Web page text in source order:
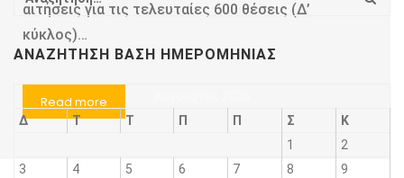
αιτήσεις για τις τελευταίες 600 θέσεις (Δ’
κύκλος)…
Read more
ΑΝΑΖΉΤΗΣΗ ΒΆΣΗ ΗΜΕΡΟΜΗΝΊΑΣ
Δ
Τ Τ Π Π Σ
Κ
1
2
3
4 5 6 7 8
9